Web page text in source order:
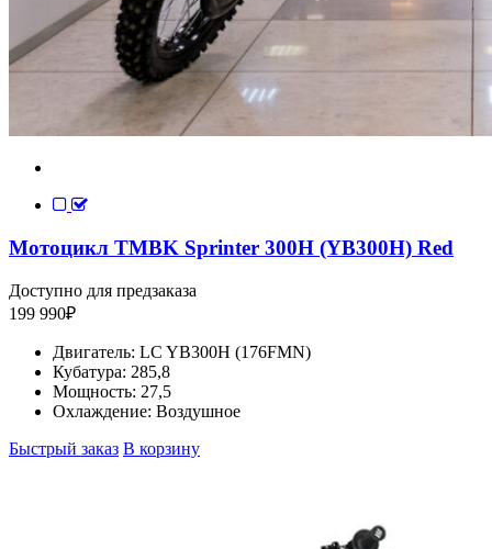
Мотоцикл TMBK Sprinter 300H (YB300H) Red
Доступно для предзаказа
199 990₽
Двигатель: LC YB300H (176FMN)
Кубатура: 285,8
Мощность: 27,5
Охлаждение: Воздушное
Быстрый заказ В корзину